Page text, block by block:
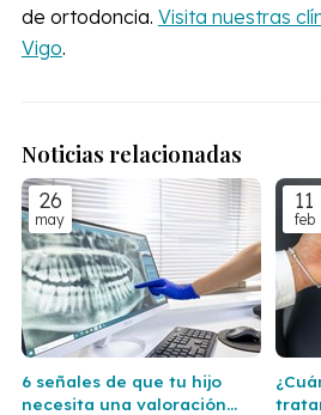
de ortodoncia. Visita nuestras
Vigo.
Noticias relacionadas
26
may
6 señales de que tu hijo
necesita una valoración
11
feb